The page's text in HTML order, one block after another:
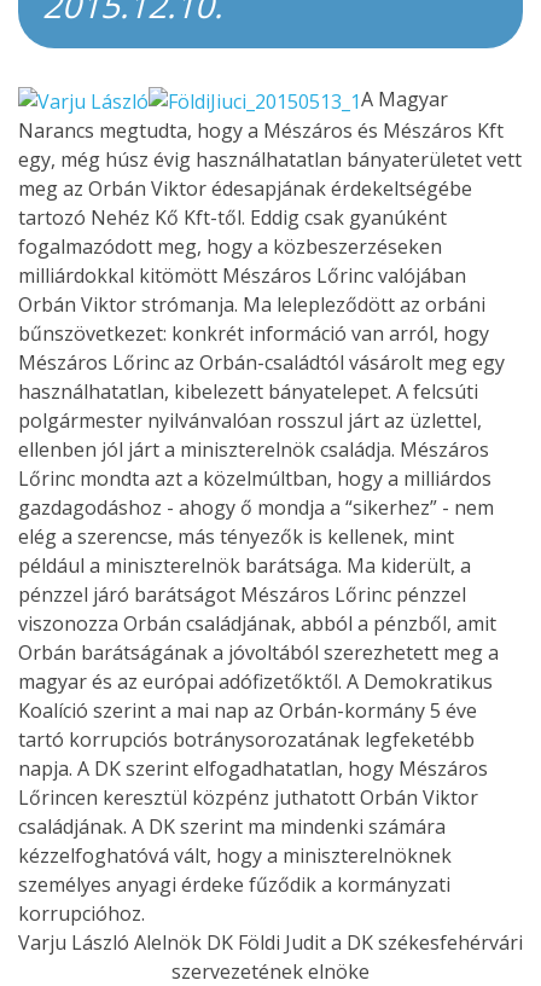
A Magyar
Narancs megtudta, hogy a Mészáros és Mészáros Kft
egy, még húsz évig használhatatlan bányaterületet vett
meg az Orbán Viktor édesapjának érdekeltségébe
tartozó Nehéz Kő Kft-től. Eddig csak gyanúként
fogalmazódott meg, hogy a közbeszerzéseken
milliárdokkal kitömött Mészáros Lőrinc valójában
Orbán Viktor strómanja. Ma lelepleződött az orbáni
bűnszövetkezet: konkrét információ van arról, hogy
Mészáros Lőrinc az Orbán-családtól vásárolt meg egy
használhatatlan, kibelezett bányatelepet. A felcsúti
polgármester nyilvánvalóan rosszul járt az üzlettel,
ellenben jól járt a miniszterelnök családja. Mészáros
Lőrinc mondta azt a közelmúltban, hogy a milliárdos
gazdagodáshoz - ahogy ő mondja a “sikerhez” - nem
elég a szerencse, más tényezők is kellenek, mint
például a miniszterelnök barátsága. Ma kiderült, a
pénzzel járó barátságot Mészáros Lőrinc pénzzel
viszonozza Orbán családjának, abból a pénzből, amit
Orbán barátságának a jóvoltából szerezhetett meg a
magyar és az európai adófizetőktől. A Demokratikus
Koalíció szerint a mai nap az Orbán-kormány 5 éve
tartó korrupciós botránysorozatának legfeketébb
napja. A DK szerint elfogadhatatlan, hogy Mészáros
Lőrincen keresztül közpénz juthatott Orbán Viktor
családjának. A DK szerint ma mindenki számára
kézzelfoghatóvá vált, hogy a miniszterelnöknek
személyes anyagi érdeke fűződik a kormányzati
korrupcióhoz.
Varju László Alelnök DK Földi Judit a DK székesfehérvári
szervezetének elnöke